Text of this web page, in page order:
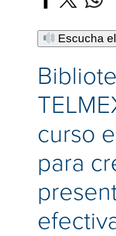
Escucha
curso
para